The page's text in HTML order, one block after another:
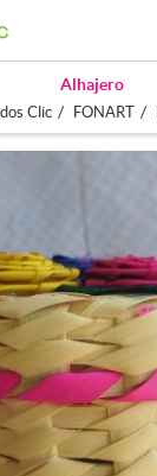
Alhajero
Clic / FONART /